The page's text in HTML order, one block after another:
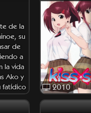
de la
su
de
a
la vida
Ako y
fatídico
2010